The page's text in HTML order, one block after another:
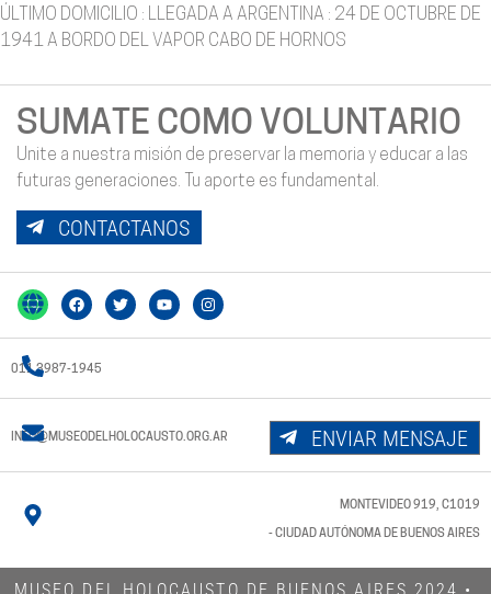
ÚLTIMO DOMICILIO : LLEGADA A ARGENTINA : 24 DE OCTUBRE DE
1941 A BORDO DEL VAPOR CABO DE HORNOS
SUMATE COMO VOLUNTARIO
Unite a nuestra misión de preservar la memoria y educar a las
futuras generaciones. Tu aporte es fundamental.
CONTACTANOS
011 3987-1945
INFO@MUSEODELHOLOCAUSTO.ORG.AR ENVIAR MENSAJE
MONTEVIDEO 919, C1019
- CIUDAD AUTÓNOMA DE BUENOS AIRES